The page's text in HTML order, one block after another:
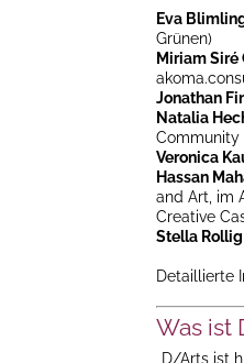
Eva
Grünen)
Miriam
Jonathan
Natalia
Community
Veronica
Hassan
and Art, im
Creative
Stella Rollig
Detaillierte
Was ist
„D/Arts ist